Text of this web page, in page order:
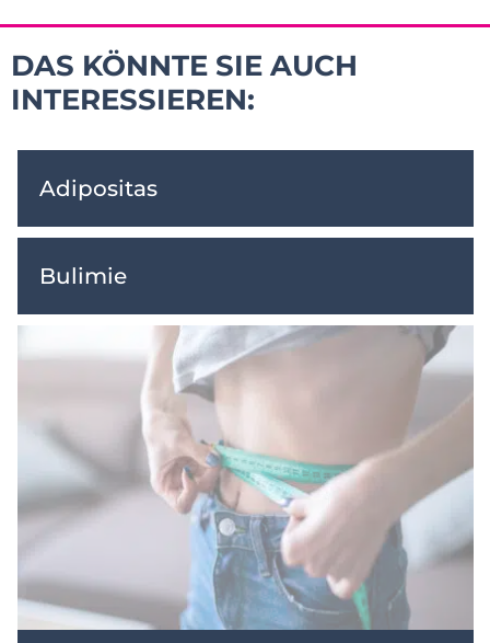
DAS KÖNNTE SIE AUCH
INTERESSIEREN:
Adipositas
Bulimie